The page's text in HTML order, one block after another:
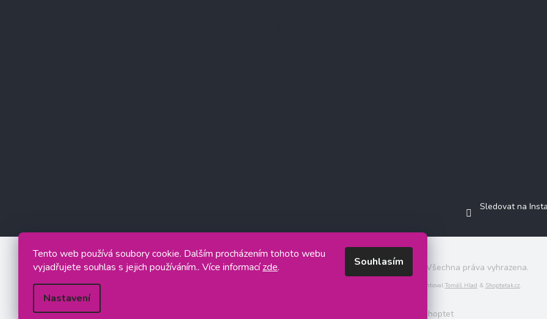
Tento web používá soubory cookie. Dalším procházením tohoto webu
vyjadřujete souhlas s jejich používáním.. Více informacízde.
Nastavení
Souhlasím
Sledovat na
Jasminkashop.cz . Všechna práva vyhrazena.
Grafický návrh vytvořil a na Shoptet implementoval Tomáš Hlad & Shoptetak.cz.
Vytvořil Shoptet